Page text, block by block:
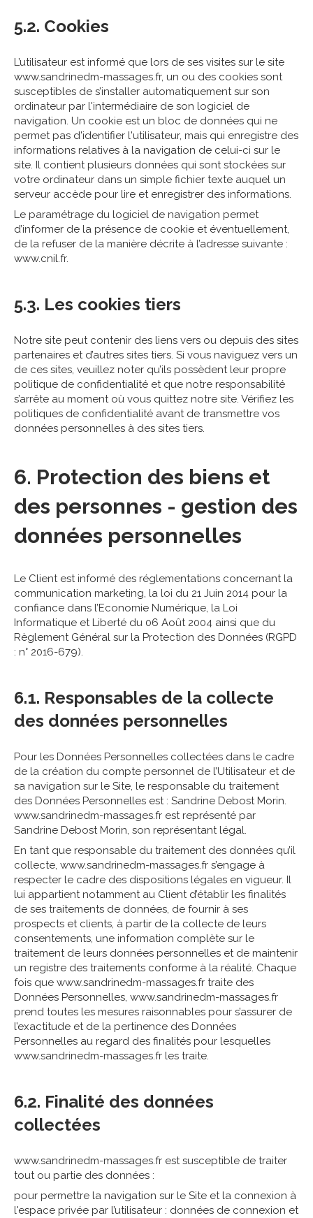
5.2. Cookies
L’utilisateur est informé que lors de ses visites sur le site
www.sandrinedm-massages.fr, un ou des cookies sont
susceptibles de s’installer automatiquement sur son
ordinateur par l'intermédiaire de son logiciel de
navigation. Un cookie est un bloc de données qui ne
permet pas d'identifier l'utilisateur, mais qui enregistre des
informations relatives à la navigation de celui-ci sur le
site. Il contient plusieurs données qui sont stockées sur
votre ordinateur dans un simple fichier texte auquel un
serveur accède pour lire et enregistrer des informations.
Le paramétrage du logiciel de navigation permet
d’informer de la présence de cookie et éventuellement,
de la refuser de la manière décrite à l’adresse suivante :
www.cnil.fr.
5.3. Les cookies tiers
Notre site peut contenir des liens vers ou depuis des sites
partenaires et d’autres sites tiers. Si vous naviguez vers un
de ces sites, veuillez noter qu’ils possèdent leur propre
politique de confidentialité et que notre responsabilité
s’arrête au moment où vous quittez notre site. Vérifiez les
politiques de confidentialité avant de transmettre vos
données personnelles à des sites tiers.
6. Protection des biens et
des personnes - gestion des
données personnelles
Le Client est informé des réglementations concernant la
communication marketing, la loi du 21 Juin 2014 pour la
confiance dans l’Economie Numérique, la Loi
Informatique et Liberté du 06 Août 2004 ainsi que du
Règlement Général sur la Protection des Données (RGPD
: n° 2016-679).
6.1. Responsables de la collecte
des données personnelles
Pour les Données Personnelles collectées dans le cadre
de la création du compte personnel de l’Utilisateur et de
sa navigation sur le Site, le responsable du traitement
des Données Personnelles est : Sandrine Debost Morin.
www.sandrinedm-massages.fr est représenté par
Sandrine Debost Morin, son représentant légal.
En tant que responsable du traitement des données qu’il
collecte, www.sandrinedm-massages.fr s’engage à
respecter le cadre des dispositions légales en vigueur. Il
lui appartient notamment au Client d’établir les finalités
de ses traitements de données, de fournir à ses
prospects et clients, à partir de la collecte de leurs
consentements, une information complète sur le
traitement de leurs données personnelles et de maintenir
un registre des traitements conforme à la réalité. Chaque
fois que www.sandrinedm-massages.fr traite des
Données Personnelles, www.sandrinedm-massages.fr
prend toutes les mesures raisonnables pour s’assurer de
l’exactitude et de la pertinence des Données
Personnelles au regard des finalités pour lesquelles
www.sandrinedm-massages.fr les traite.
6.2. Finalité des données
collectées
www.sandrinedm-massages.fr est susceptible de traiter
tout ou partie des données :
pour permettre la navigation sur le Site et la connexion à
l'espace privée par l’utilisateur : données de connexion et